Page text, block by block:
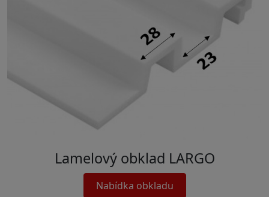
Lamelový obklad LARGO
Nabídka obkladu